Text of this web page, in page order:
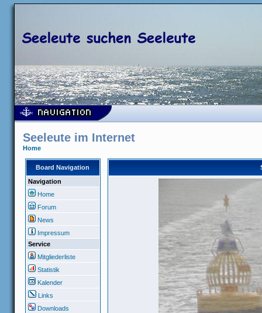
Seeleute im Internet
Home
Board Navigation
Navigation
Home
Forum
News
Impressum
Service
Mitgliederliste
Statistik
Kalender
Links
Downloads